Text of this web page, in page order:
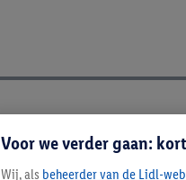
Voor we verder gaan:
Wij, als beheerder van de Lidl-